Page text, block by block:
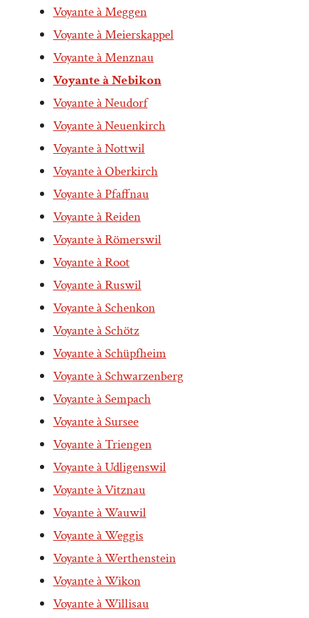
Voyante à Meggen
Voyante à Meierskappel
Voyante à Menznau
Voyante à Nebikon
Voyante à Neudorf
Voyante à Neuenkirch
Voyante à Nottwil
Voyante à Oberkirch
Voyante à Pfaffnau
Voyante à Reiden
Voyante à Römerswil
Voyante à Root
Voyante à Ruswil
Voyante à Schenkon
Voyante à Schötz
Voyante à Schüpfheim
Voyante à Schwarzenberg
Voyante à Sempach
Voyante à Sursee
Voyante à Triengen
Voyante à Udligenswil
Voyante à Vitznau
Voyante à Wauwil
Voyante à Weggis
Voyante à Werthenstein
Voyante à Wikon
Voyante à Willisau